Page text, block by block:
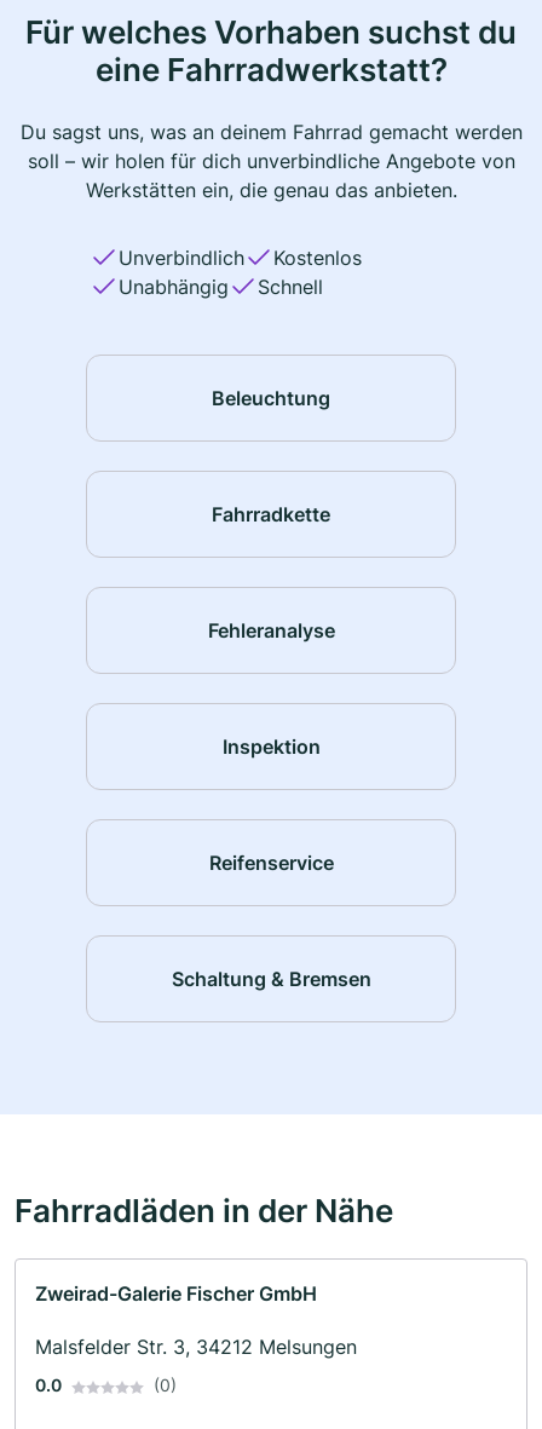
Für welches Vorhaben suchst du
eine Fahrradwerkstatt?
Du sagst uns, was an deinem Fahrrad gemacht werden
soll – wir holen für dich unverbindliche Angebote von
Werkstätten ein, die genau das anbieten.
Unverbindlich
Kostenlos
Unabhängig
Schnell
Beleuchtung
Fahrradkette
Fehleranalyse
Inspektion
Reifenservice
Schaltung & Bremsen
Fahrradläden in der Nähe
Zweirad-Galerie Fischer GmbH
Malsfelder Str. 3, 34212 Melsungen
0.0 (0)